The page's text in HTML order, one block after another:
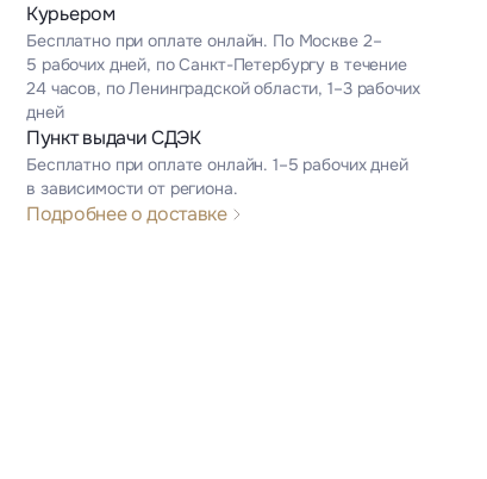
Курьером
Бесплатно при оплате онлайн. По Москве 2–
5 рабочих дней, по Санкт-Петербургу в течение
24 часов, по Ленинградской области, 1–3 рабочих
дней
Пункт выдачи СДЭК
Бесплатно при оплате онлайн. 1–5 рабочих дней
в зависимости от региона.
Подробнее о доставке